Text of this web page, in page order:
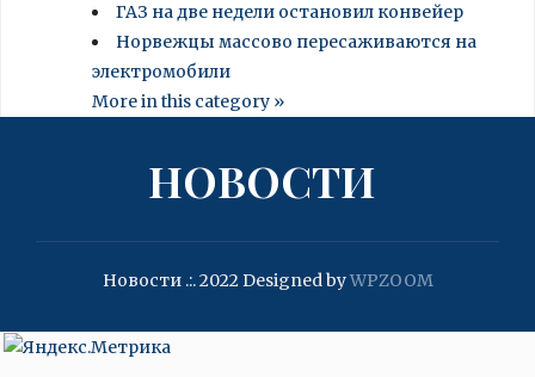
ГАЗ на две недели остановил конвейер
Норвежцы массово пересаживаются на
электромобили
More in this category »
НОВОСТИ
Новости .:. 2022Designed byWPZOOM